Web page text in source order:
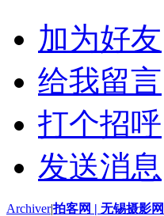
加为好友
给我留言
打个招呼
发送消息
Archiver|拍客网 | 无锡摄影